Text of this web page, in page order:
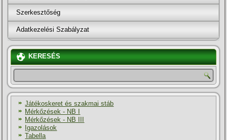
Szerkesztőség
Adatkezelési Szabályzat
KERESÉS
Játékoskeret és szakmai stáb
Mérkőzések - NB I
Mérkőzések - NB III
Igazolások
Tabella